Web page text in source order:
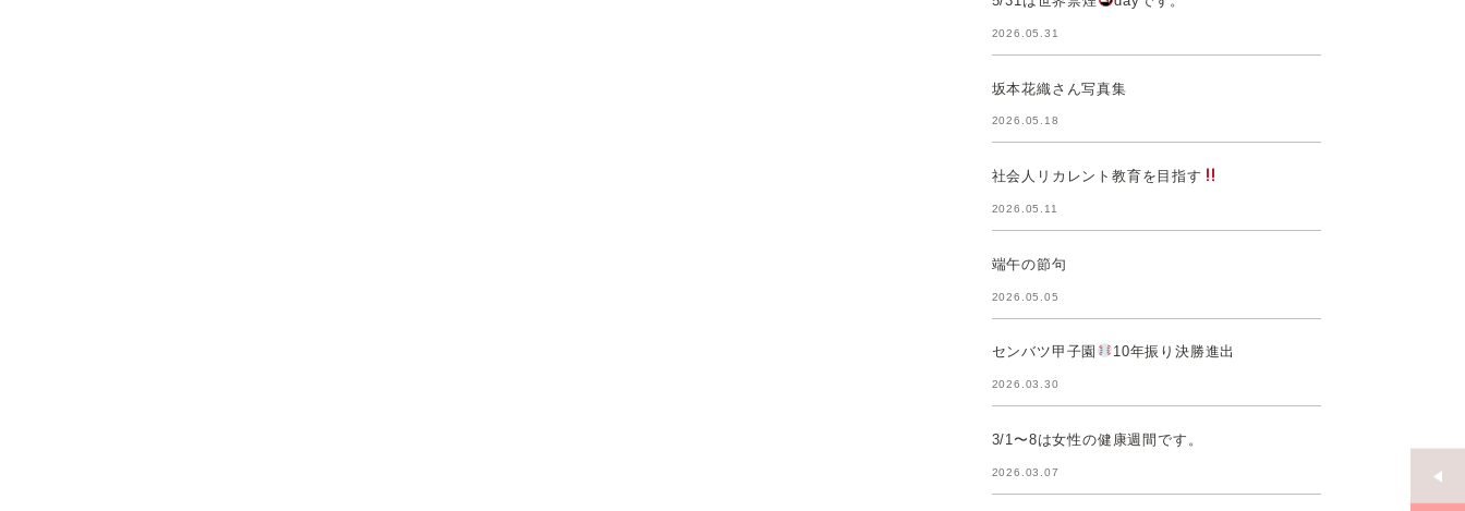
2026.05.31
坂本花織さん写真集
2026.05.18
社会人リカレント教育を目指す
2026.05.11
端午の節句
2026.05.05
センバツ甲子園 10年振り決勝進出
2026.03.30
3/1〜8は女性の健康週間です。
2026.03.07